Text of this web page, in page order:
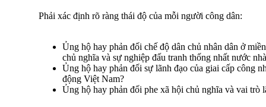
Phải xác định rõ ràng thái độ của mỗi người công dân:
Ủng hộ hay phản đối chế độ dân chủ nhân dân ở
chủ nghĩa và sự nghiệp đấu tranh thống nhất nước
Ủng hộ hay phản đối sự lãnh đạo của giai cấp công
động Việt Nam?
Ủng hộ hay phản đối phe xã hội chủ nghĩa và vai trò